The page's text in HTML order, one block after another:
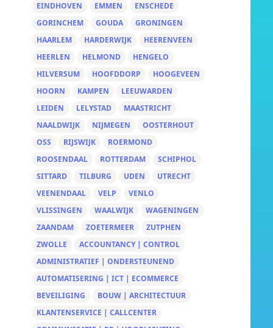
EINDHOVEN
EMMEN
ENSCHEDE
GORINCHEM
GOUDA
GRONINGEN
HAARLEM
HARDERWIJK
HEERENVEEN
HEERLEN
HELMOND
HENGELO
HILVERSUM
HOOFDDORP
HOOGEVEEN
HOORN
KAMPEN
LEEUWARDEN
LEIDEN
LELYSTAD
MAASTRICHT
NAALDWIJK
NIJMEGEN
OOSTERHOUT
OSS
RIJSWIJK
ROERMOND
ROOSENDAAL
ROTTERDAM
SCHIPHOL
SITTARD
TILBURG UDEN
UTRECHT
VEENENDAAL
VELP
VENLO
VLISSINGEN
WAALWIJK
WAGENINGEN
ZAANDAM
ZOETERMEER
ZUTPHEN
ZWOLLE
ACCOUNTANCY | CONTROL
ADMINISTRATIEF | ONDERSTEUNEND
AUTOMATISERING | ICT | ECOMMERCE
BEVEILIGING
BOUW | ARCHITECTUUR
KLANTENSERVICE | CALLCENTER